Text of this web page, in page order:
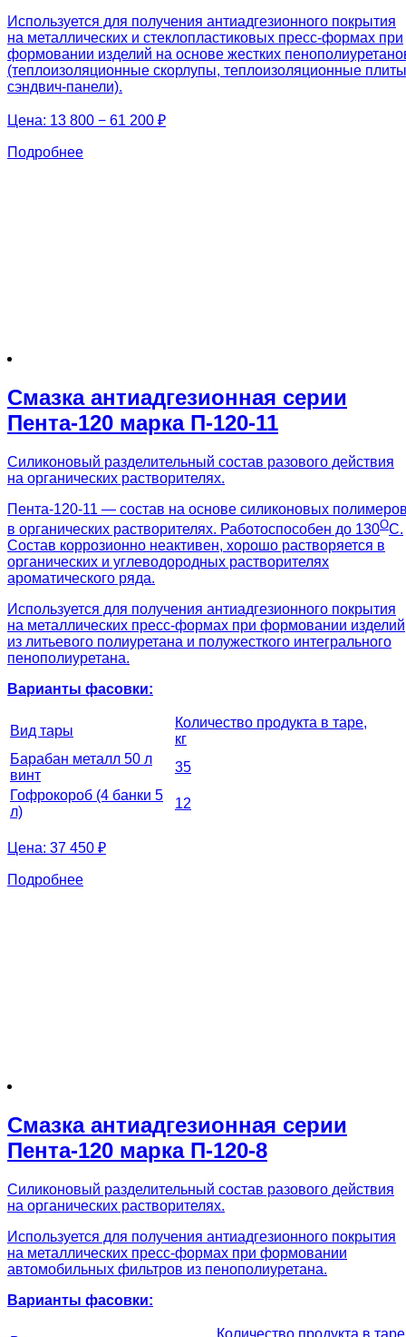
Используется для получения антиадгезионного покрытия
на металлических и стеклопластиковых пресс-формах при
формовании изделий на основе жестких
(теплоизоляционные скорлупы, теплоизоляционные
сэндвич-панели).
Цена: 13 800 − 61 200 ₽
Подробнее
Смазка антиадгезионная серии
Пента-120 марка П-120-11
Силиконовый разделительный состав разового действия
на органических растворителях.
Пента-120-11 — состав на основе силиконовых
в органических растворителях. Работоспособен до 130ОС.
Состав коррозионно неактивен, хорошо растворяется в
органических и углеводородных растворителях
ароматического ряда.
Используется для получения антиадгезионного покрытия
на металлических пресс-формах при формовании изделий
из литьевого полиуретана и полужесткого интегрального
пенополиуретана.
Варианты фасовки:
Вид тары
Количество продукта в таре,
кг
Барабан металл 50 л
винт
35
Гофрокороб (4 банки 5
л)
12
Цена: 37 450 ₽
Подробнее
Смазка антиадгезионная серии
Пента-120 марка П-120-8
Силиконовый разделительный состав разового действия
на органических растворителях.
Используется для получения антиадгезионного покрытия
на металлических пресс-формах при формовании
автомобильных фильтров из пенополиуретана.
Варианты фасовки: